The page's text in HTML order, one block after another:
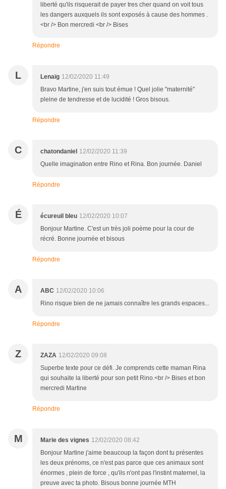
liberté qu'ils risquerait de payer tres cher quand on voit tous
les dangers auxquels ils sont exposés à cause des hommes .
<br /> Bon mercredi <br /> Bises
Répondre
L Lenaïg 12/02/2020 11:49
Bravo Martine, j'en suis tout émue ! Quel jolie "maternité"
pleine de tendresse et de lucidité ! Gros bisous.
Répondre
C chatondaniel 12/02/2020 11:39
Quelle imagination entre Rino et Rina. Bon journée. Daniel
Répondre
É écureuil bleu 12/02/2020 10:07
Bonjour Martine. C'est un très joli poème pour la cour de
récré. Bonne journée et bisous
Répondre
A ABC 12/02/2020 10:06
Rino risque bien de ne jamais connaître les grands espaces...
Répondre
Z ZAZA 12/02/2020 09:08
Superbe texte pour ce défi. Je comprends cette maman Rina
qui souhaite la liberté pour son petit Rino.<br /> Bises et bon
mercredi Martine
Répondre
M Marie des vignes 12/02/2020 08:42
Bonjour Martine j'aime beaucoup la façon dont tu présentes
les deux prénoms, ce n'est pas parce que ces animaux sont
énormes , plein de force , qu'ils n'ont pas l'instint maternel, la
preuve avec ta photo. Bisous bonne journée MTH